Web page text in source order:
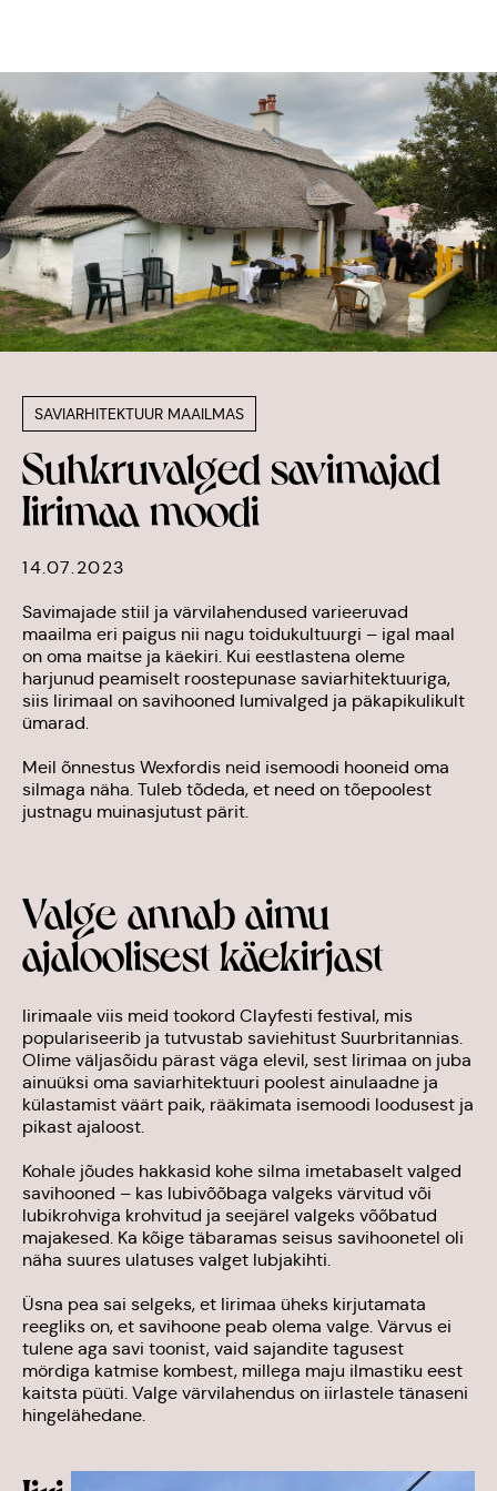
LOODUSLIK SISEVIIMISTLUS
SAVIHOONETE RENOVEERIMINE
KONSULTATSIOON
REFERENTSID
BLOGI
INSPIRATSIOON
MEIST
SAVIARHITEKTUUR MAAILMAS
Suhkruvalged savimajad
Iirimaa moodi
14.07.2023
Savimajade stiil ja värvilahendused varieeruvad
maailma eri paigus nii nagu toidukultuurgi – igal maal
on oma maitse ja käekiri. Kui eestlastena oleme
harjunud peamiselt roostepunase saviarhitektuuriga,
siis Iirimaal on savihooned lumivalged ja päkapikulikult
ümarad.
Meil õnnestus Wexfordis neid isemoodi hooneid oma
silmaga näha. Tuleb tõdeda, et need on tõepoolest
justnagu muinasjutust pärit.
Valge annab aimu
ajaloolisest käekirjast
Iirimaale viis meid tookord Clayfesti festival, mis
populariseerib ja tutvustab saviehitust Suurbritannias.
Olime väljasõidu pärast väga elevil, sest Iirimaa on juba
ainuüksi oma saviarhitektuuri poolest ainulaadne ja
külastamist väärt paik, rääkimata isemoodi loodusest ja
pikast ajaloost.
Kohale jõudes hakkasid kohe silma imetabaselt valged
savihooned – kas lubivõõbaga valgeks värvitud või
lubikrohviga krohvitud ja seejärel valgeks võõbatud
majakesed. Ka kõige täbaramas seisus savihoonetel oli
näha suures ulatuses valget lubjakihti.
Üsna pea sai selgeks, et Iirimaa üheks kirjutamata
reegliks on, et savihoone peab olema valge. Värvus ei
tulene aga savi toonist, vaid sajandite tagusest
mördiga katmise kombest, millega maju ilmastiku eest
kaitsta püüti. Valge värvilahendus on iirlastele tänaseni
hingelähedane.